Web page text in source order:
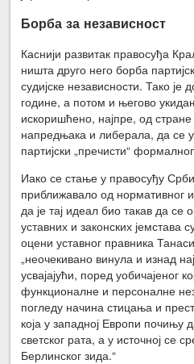
Борба за независност
Каснији развитак правосуђа
ништа друго него борба
судијске независности. Тако
године, а потом и његово
искоришћено, најпре, од
напредњака и либерала, да се
партијски „пречисти“
Иако се стање у правосуђу
приближавало од нормативног
да је тај идеал био такав да
уставних и законских јемстава
оцени уставног правника
„неочекивано винула и изнад
усвајајући, поред уобичајеног
функционалне и персоналне
погледу начина стицања и
која у западној Европи почињу
светског рата, а у источној се
Берлинског зида.“